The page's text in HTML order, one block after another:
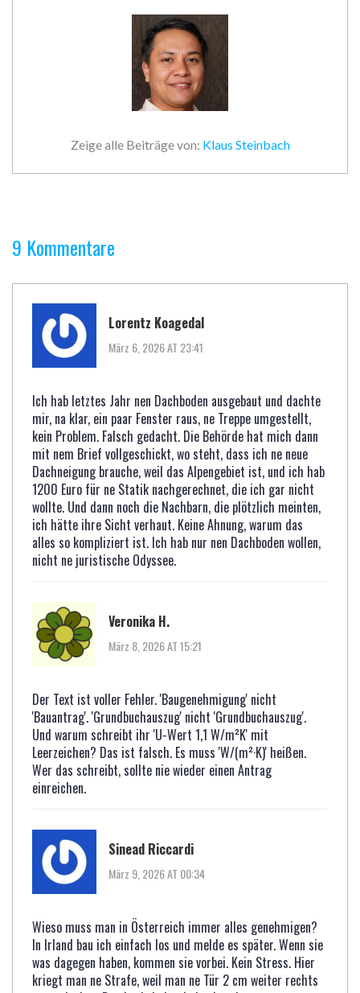
Zeige alle Beiträge von: Klaus Steinbach
9 Kommentare
Lorentz Koagedal
März 6, 2026 AT 23:41
Ich hab letztes Jahr nen Dachboden ausgebaut und dachte
mir, na klar, ein paar Fenster raus, ne Treppe umgestellt,
kein Problem. Falsch gedacht. Die Behörde hat mich dann
mit nem Brief vollgeschickt, wo steht, dass ich ne neue
Dachneigung brauche, weil das Alpengebiet ist, und ich hab
1200 Euro für ne Statik nachgerechnet, die ich gar nicht
wollte. Und dann noch die Nachbarn, die plötzlich meinten,
ich hätte ihre Sicht verhaut. Keine Ahnung, warum das
alles so kompliziert ist. Ich hab nur nen Dachboden wollen,
nicht ne juristische Odyssee.
Veronika H.
März 8, 2026 AT 15:21
Der Text ist voller Fehler. 'Baugenehmigung' nicht
'Bauantrag'. 'Grundbuchauszug' nicht 'Grundbuchauszug'.
Und warum schreibt ihr 'U-Wert 1,1 W/m²K' mit
Leerzeichen? Das ist falsch. Es muss 'W/(m²·K)' heißen.
Wer das schreibt, sollte nie wieder einen Antrag
einreichen.
Sinead Riccardi
März 9, 2026 AT 00:34
Wieso muss man in Österreich immer alles genehmigen?
In Irland bau ich einfach los und melde es später. Wenn sie
was dagegen haben, kommen sie vorbei. Kein Stress. Hier
kriegt man ne Strafe, weil man ne Tür 2 cm weiter rechts